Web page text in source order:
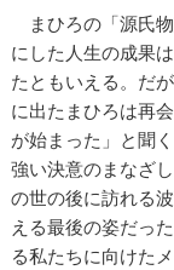
まひろの「源氏
にした人生の成果
たともいえる。だ
に出たまひろは再
が始まった」と聞
強い決意のまなざ
の世の後に訪れる
える最後の姿だっ
る私たちに向けた